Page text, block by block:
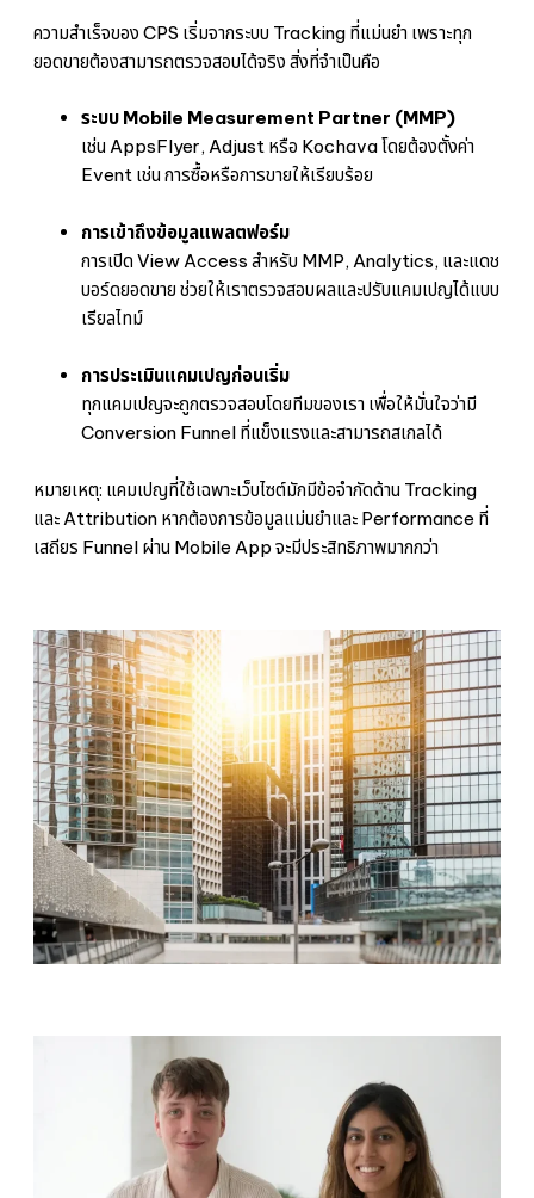
ความสำเร็จของ CPS เริ่มจากระบบ Tracking ที่แม่นยำ เพราะทุก
ยอดขายต้องสามารถตรวจสอบได้จริง สิ่งที่จำเป็นคือ
ระบบ Mobile Measurement Partner (MMP)
เช่น AppsFlyer, Adjust หรือ Kochava โดยต้องตั้งค่า
Event เช่น การซื้อหรือการขายให้เรียบร้อย
การเข้าถึงข้อมูลแพลตฟอร์ม
การเปิด View Access สำหรับ MMP, Analytics, และแดช
บอร์ดยอดขาย ช่วยให้เราตรวจสอบผลและปรับแคมเปญได้แบบ
เรียลไทม์
การประเมินแคมเปญก่อนเริ่ม
ทุกแคมเปญจะถูกตรวจสอบโดยทีมของเรา เพื่อให้มั่นใจว่ามี
Conversion Funnel ที่แข็งแรงและสามารถสเกลได้
หมายเหตุ: แคมเปญที่ใช้เฉพาะเว็บไซต์มักมีข้อจำกัดด้าน Tracking
และ Attribution หากต้องการข้อมูลแม่นยำและ Performance ที่
เสถียร Funnel ผ่าน Mobile App จะมีประสิทธิภาพมากกว่า